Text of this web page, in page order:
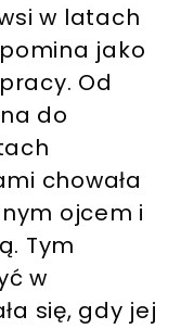
w latach
jako
Od
do
chowała
ojcem i
Tym
w
się, gdy jej